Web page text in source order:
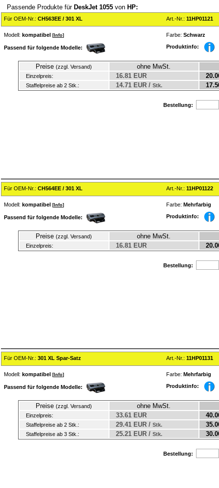
Passende Produkte für DeskJet 1055 von HP:
Für OEM-Nr.: CH563EE / 301 XL Art.-Nr.: 11HP01121
Modell: kompatibel [ Info] Farbe: Schwarz
Passend für folgende Modelle: Produktinfo:
Preise (zzgl. Versand) ohne MwSt.
Einzelpreis: 16.81 EUR
Staffelpreise ab 2 Stk.: 14.71 EUR / Stk.
Bestellung:
Für OEM-Nr.: CH564EE / 301 XL Art.-Nr.: 11HP01122
Modell: kompatibel [ Info] Farbe: Mehrfarbig
Passend für folgende Modelle: Produktinfo:
Preise (zzgl. Versand) ohne MwSt.
Einzelpreis: 16.81 EUR
Bestellung:
Für OEM-Nr.: 301 XL Spar-Satz Art.-Nr.: 11HP01131
Modell: kompatibel [ Info] Farbe: Mehrfarbig
Passend für folgende Modelle: Produktinfo:
Preise (zzgl. Versand) ohne MwSt.
Einzelpreis: 33.61 EUR
Staffelpreise ab 2 Stk.: 29.41 EUR / Stk.
Staffelpreise ab 3 Stk.: 25.21 EUR / Stk.
Bestellung: